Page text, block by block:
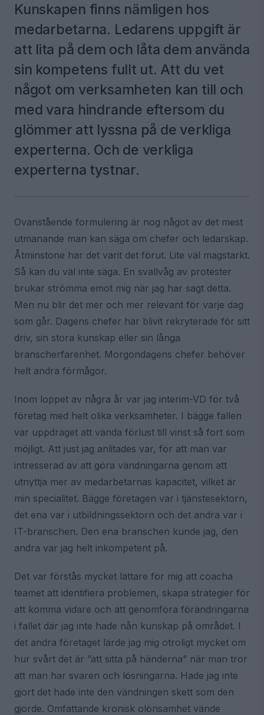
Kunskapen finns nämligen hos
medarbetarna. Ledarens uppgift är
att lita på dem och låta dem använda
sin kompetens fullt ut. Att du vet
något om verksamheten kan till och
med vara hindrande eftersom du
glömmer att lyssna på de verkliga
experterna. Och de verkliga
experterna tystnar.
Ovanstående formulering är nog något av det mest
utmanande man kan säga om chefer och ledarskap.
Åtminstone har det varit det förut. Lite väl magstarkt.
Så kan du väl inte säga. En svallvåg av protester
brukar strömma emot mig när jag har sagt detta.
Men nu blir det mer och mer relevant för varje dag
som går. Dagens chefer har blivit rekryterade för sitt
driv, sin stora kunskap eller sin långa
branscherfarenhet. Morgondagens chefer behöver
helt andra förmågor.
Inom loppet av några år var jag interim-VD för två
företag med helt olika verksamheter. I bägge fallen
var uppdraget att vända förlust till vinst så fort som
möjligt. Att just jag anlitades var, för att man var
intresserad av att göra vändningarna genom att
utnyttja mer av medarbetarnas kapacitet, vilket är
min specialitet. Bägge företagen var i tjänstesektorn,
det ena var i utbildningssektorn och det andra var i
IT-branschen. Den ena branschen kunde jag, den
andra var jag helt inkompetent på.
Det var förstås mycket lättare för mig att coacha
teamet att identifiera problemen, skapa strategier för
att komma vidare och att genomföra förändringarna
i fallet där jag inte hade nån kunskap på området. I
det andra företaget lärde jag mig otroligt mycket om
hur svårt det är ”att sitta på händerna” när man tror
att man har svaren och lösningarna. Hade jag inte
gjort det hade inte den vändningen skett som den
gjorde. Omfattande kronisk olönsamhet vände